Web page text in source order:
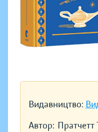
Видавництво:
Автор: Пратчетт